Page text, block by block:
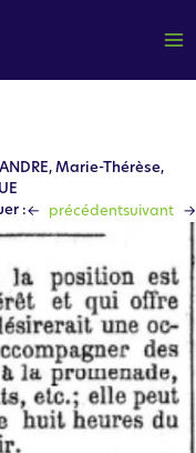
Marie-Thérèse,
:← précédentsuivant →